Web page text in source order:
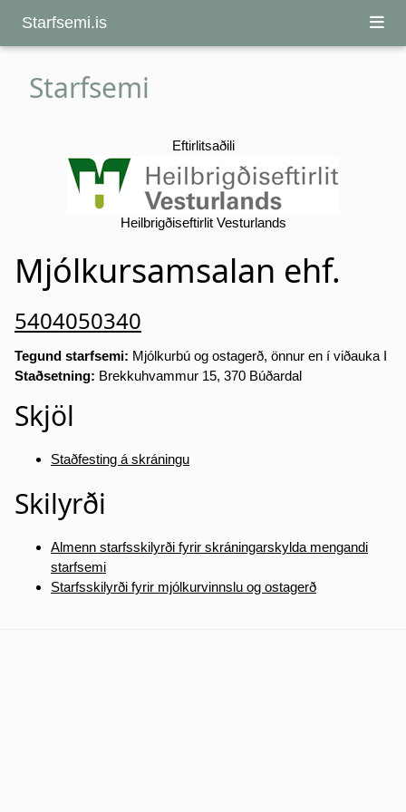
Starfsemi.is
Starfsemi
Eftirlitsaðili
Heilbrigðiseftirlit Vesturlands
Mjólkursamsalan ehf.
5404050340
Tegund starfsemi: Mjólkurbú og ostagerð, önnur en í viðauka I
Staðsetning: Brekkuhvammur 15, 370 Búðardal
Skjöl
Staðfesting á skráningu
Skilyrði
Almenn starfsskilyrði fyrir skráningarskylda mengandi
starfsemi
Starfsskilyrði fyrir mjólkurvinnslu og ostagerð